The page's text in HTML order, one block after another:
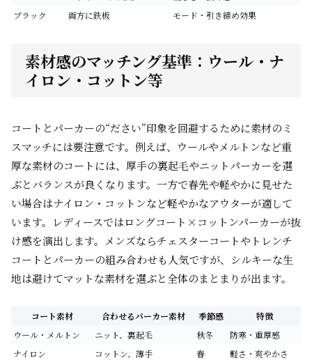
ブラック
両方に鉄板 モード・引き締め効果
素材感のマッチング基準：ウール・ナ
イロン・コットン等
コートとパーカーの“ださい”印象を回避するために素材のミ
スマッチには要注意です。例えば、ウールやメルトンなど重
厚な素材のコートには、厚手の裏起毛やニットパーカーを選
ぶとバランスが良くなります。一方で春先や軽やかに見せた
い場合はナイロン・コットンなど軽やかなアウターが適して
います。レディースではロングコート×コットンパーカーが抜
け感を演出します。メンズならチェスターコートやトレンチ
コートとパーカーの組み合わせも人気ですが、シルキーな生
地は避けてマットな素材を選ぶと全体のまとまりが出ます。
コート素材 合わせるパーカー素材 季節感
特徴
ウール・メルトン
ニット、裏起毛 秋冬
防寒・重厚感
ナイロン
コットン、薄手 春
軽さ・爽やかさ